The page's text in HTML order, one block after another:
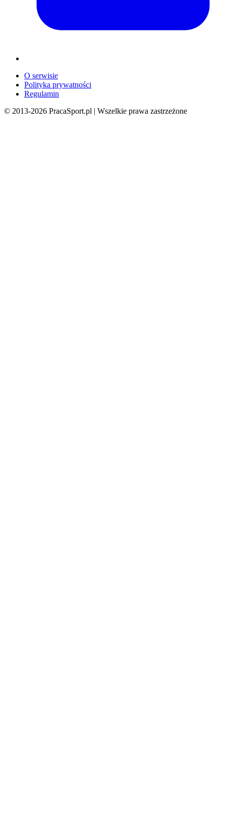
O serwisie
Polityka prywatności
Regulamin
© 2013-2026 PracaSport.pl | Wszelkie prawa zastrzeżone